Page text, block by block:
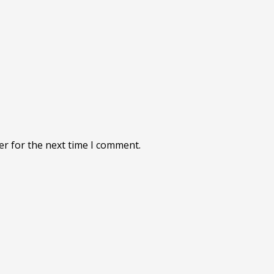
for the next time I comment.